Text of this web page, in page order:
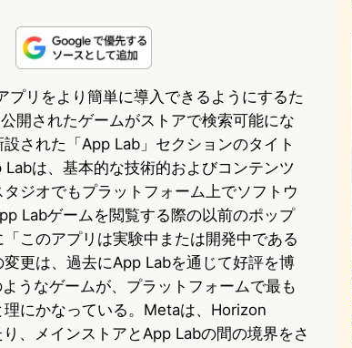
リをより簡単に導入できるようにするた
開されたゲームがストアで検索可能にな
された「App Lab」セクションのタイト
は、基本的な技術的およびコンテンツ
ジオでもプラットフォーム上でソフトウ
Labゲームを閲覧する際の以前のポップ
このアプリは実験中または開発中である
更は、過去にApp Labを通じて好評を博
うなゲームが、プラットフォームで最も
にかなっている。Metaは、Horizon
、メインストアとApp Labの間の境界をさ